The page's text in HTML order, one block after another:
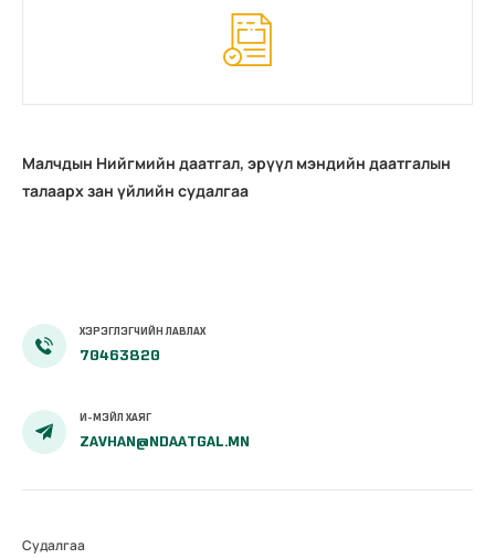
Малчдын Нийгмийн даатгал, эрүүл мэндийн даатгалын
талаарх зан үйлийн судалгаа
ХЭРЭГЛЭГЧИЙН ЛАВЛАХ
70463820
И-МЭЙЛ ХАЯГ
ZAVHAN@NDAATGAL.MN
Судалгаа